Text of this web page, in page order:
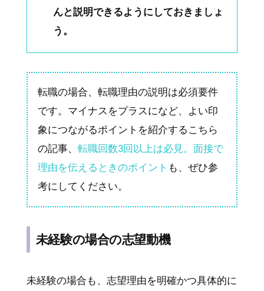
んと説明できるようにしておきましょ
う。
転職の場合、転職理由の説明は必須要件
です。マイナスをプラスになど、よい印
象につながるポイントを紹介するこちら
の記事、 転職回数3回以上は必見。面接で
理由を伝えるときのポイント も、ぜひ参
考にしてください。
未経験の場合の志望動機
未経験の場合も、志望理由を明確かつ具体的に